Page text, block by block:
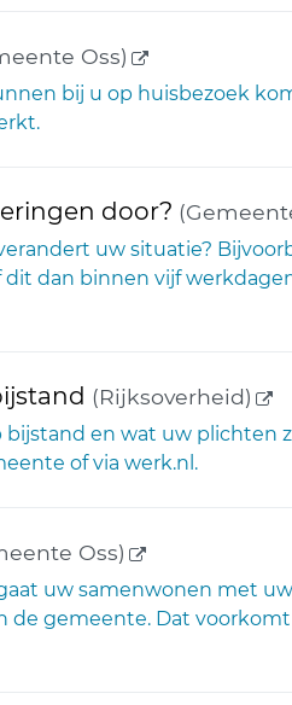
Oss) (externe link)
bij u op huisbezoek
door?
uw situatie?
dit dan binnen vijf
(Rijksoverheid)
bijstand en wat uw plichten
of via werk.nl.
Oss) (externe link)
uw samenwonen met
de gemeente. Dat